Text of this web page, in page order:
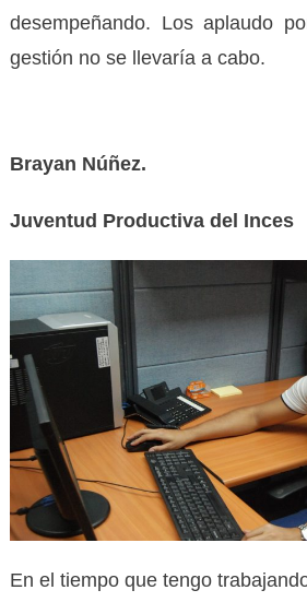
desempeñando. Los aplaudo
gestión no se llevaría a cabo.
Brayan Núñez.
Juventud Productiva del Inces
En el tiempo que tengo